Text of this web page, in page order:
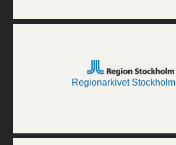
Regionarkivet Stockholm